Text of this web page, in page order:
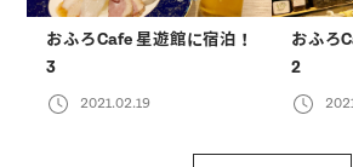
おふろCafe 星遊館に宿泊！
3
2021.02.19
おふろ
2